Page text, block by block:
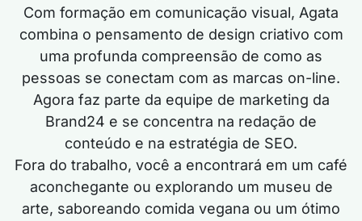
Com formação em comunicação visual, Agata
combina o pensamento de design criativo com
uma profunda compreensão de como as
pessoas se conectam com as marcas on-line.
Agora faz parte da equipe de marketing da
Brand24 e se concentra na redação de
conteúdo e na estratégia de SEO.
Fora do trabalho, você a encontrará em um café
aconchegante ou explorando um museu de
arte, saboreando comida vegana ou um ótimo